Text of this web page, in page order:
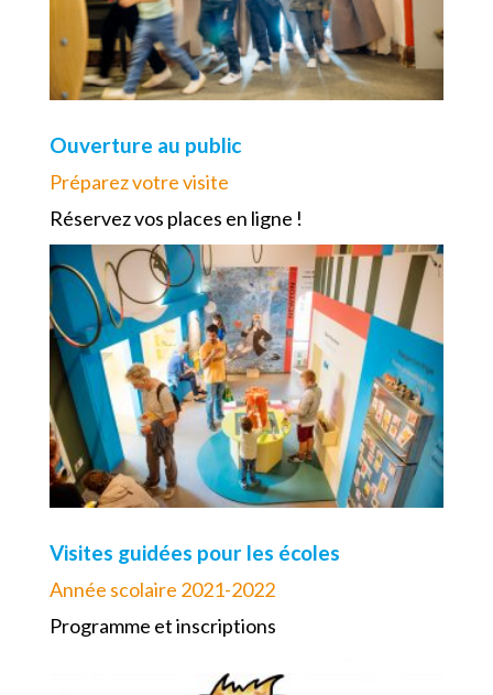
Ouverture au public
Préparez votre visite
Réservez vos places en ligne !
Visites guidées pour les écoles
Année scolaire 2021-2022
Programme et inscriptions